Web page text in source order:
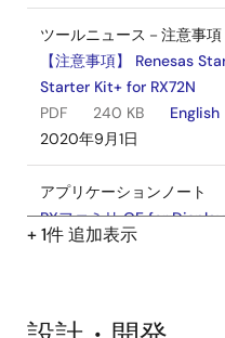
ツールニュース－注意事項
【注意事項】 Renesas
Starter Kit+ for RX72N
PDF
240 KB
English
2020年9月1日
アプリケーションノート
RXファミリ QE for
ム Rev.1.10
ァミリのマイコンに搭載さ
+ 1件 追加表示